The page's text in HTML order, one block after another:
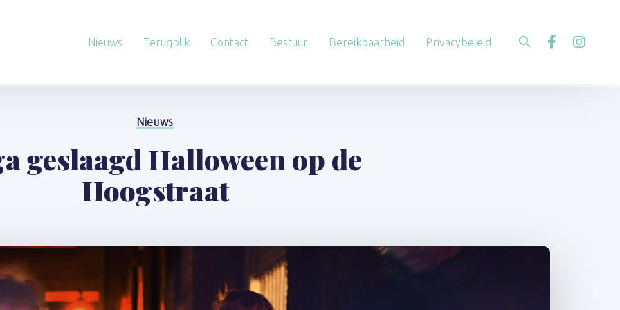
Nieuws Terugblik Contact Bestuur Bereikbaarheid Privacybeleid
Nieuws
geslaagd Halloween op de
Hoogstraat